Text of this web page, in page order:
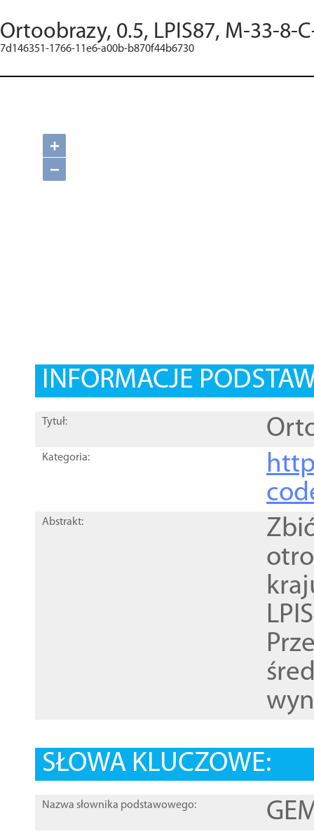
Ortoobrazy, 0.5, LPIS87, M-33-8-
7d146351-1766-11e6-a00b-b870f44b6730
+
−
INFORMACJE
Tytuł:
Kategoria:
Abstrakt:
SŁOWA KLUCZOWE:
Nazwa słownika podstawowego: